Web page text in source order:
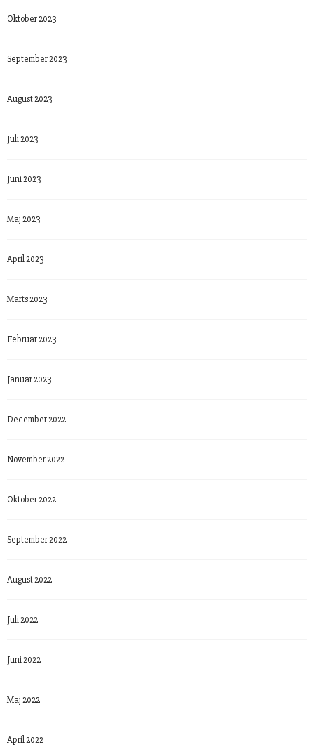
Oktober 2023
September 2023
August 2023
Juli 2023
Juni 2023
Maj 2023
April 2023
Marts 2023
Februar 2023
Januar 2023
December 2022
November 2022
Oktober 2022
September 2022
August 2022
Juli 2022
Juni 2022
Maj 2022
April 2022